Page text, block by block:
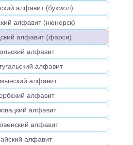
алфавит (букмол)
алфавит (нюнорск)
алфавит (фарси)
алфавит
алфавит
алфавит
алфавит
алфавит
алфавит
алфавит